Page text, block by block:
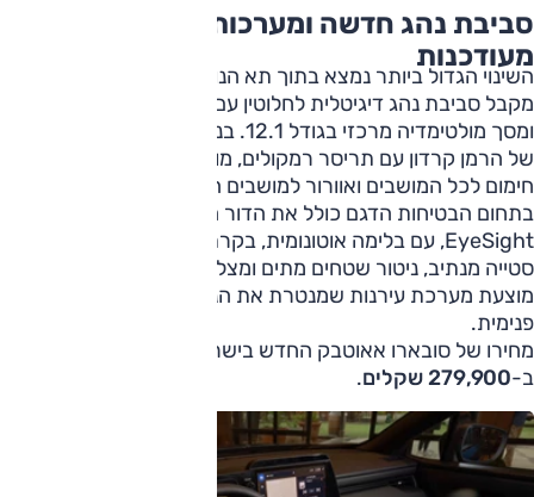
סביבת נהג חדשה ומערכות בטיחות
מעודכנות
השינוי הגדול ביותר נמצא בתוך תא הנוסעים. האאוטבק החדש
ומסך מולטימדיה מרכזי בגודל 12.1. בנוסף מוצעת מערכת שמע
של הרמן קרדון עם תריסר רמקולים, מושבים קדמיים חשמליים,
חימום לכל המושבים ואוורור למושבים הקדמיים.
בתחום הבטיחות הדגם כולל את הדור החדש של מערכת
EyeSight, עם בלימה אוטונומית, בקרת שיוט אדפטיבית, תיקון
סטייה מנתיב, ניטור שטחים מתים ומצלמות היקפיות. בנוסף
מוצעת מערכת עירנות שמנטרת את הנהג באמצעות מצלמה
פנימית.
מחירו של סובארו אאוטבק החדש בישראל מתחיל כאמור
ב-279,900 שקלים .